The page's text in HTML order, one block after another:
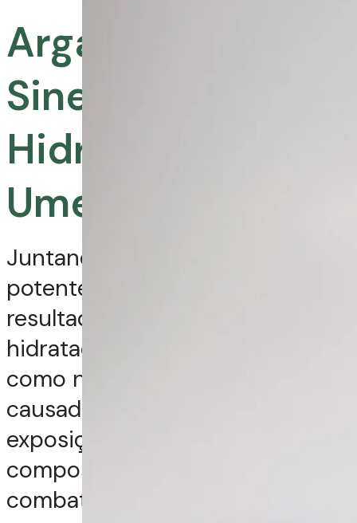
Argan e Coco:
Sinergia Para
Hidratação e
Umectação
Juntando a ação desses
potentes óleos, temos um
resultado incrível quanto à
hidratação e umectação, assim
como na reparação dos danos
causados aos cabelos por
exposição ao sol. Além disso, a
composição finamente regulada
combate o envelhecimento